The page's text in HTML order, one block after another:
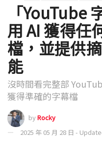
「YouTube
用 AI 獲得任
檔，並提供
能
沒時間看完整部
獲得準確的字幕檔
byRocky
2025 年 05 月 28 日 -